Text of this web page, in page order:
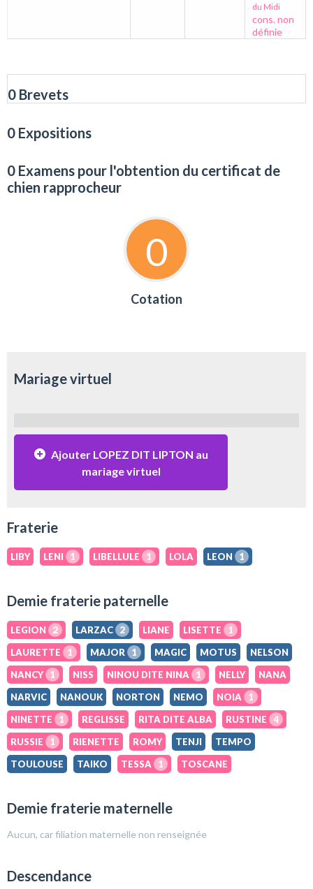
du Midi
cons. non
définie
0 Brevets
0 Expositions
0 Examens pour l'obtention du certificat de
chien rapprocheur
0
Cotation
Mariage virtuel
Ajouter LOPEZ DIT LIPTON au
mariage virtuel
Fraterie
LIBY LENI 1 LIBELLULE 1 LOLA LEON 1
Demie fraterie paternelle
LEGION 2 LARZAC 2 LIANE LISETTE
1
LAURETTE
1 MAJOR 1 MAGIC MOTUS
NELSON
NANCY 1 NISS NINOU DITE NINA 1 NELLY
NANA
NARVIC
NANOUK NORTON NEMO NOIA
1
NINETTE
1 REGLISSE RITA DITE ALBA RUSTINE
4
RUSSIE
1 RIENETTE ROMY TENJI
TEMPO
TOULOUSE
TAIKO TESSA 1 TOSCANE
Demie fraterie maternelle
Aucun, car filiation maternelle non renseignée
Descendance